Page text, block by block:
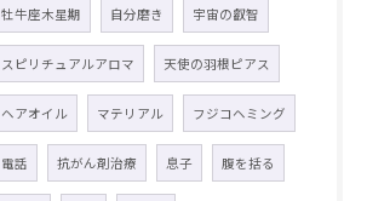
牡牛座木星期 自分磨き 宇宙の叡智
スピリチュアルアロマ 天使の羽根ピアス
ヘアオイル マテリアル フジコヘミング
電話 抗がん剤治療 息子 腹を括る